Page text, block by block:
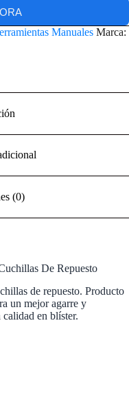
Manuales Marca:
(0)
De Repuesto
de repuesto. Producto
un mejor agarre y
en blíster.